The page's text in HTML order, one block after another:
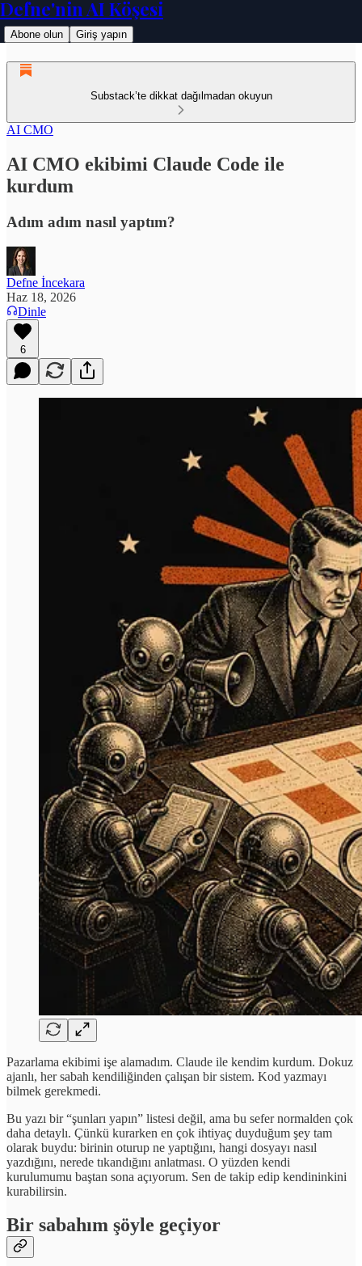
Defne'nin AI Köşesi
Abone olun Giriş yapın
Substack’te dikkat dağılmadan okuyun
AI CMO
AI CMO ekibimi Claude Code ile
kurdum
Adım adım nasıl yaptım?
Defne İncekara
Haz 18, 2026
Dinle
6
Pazarlama ekibimi işe alamadım. Claude ile kendim kurdum. Dokuz
ajanlı, her sabah kendiliğinden çalışan bir sistem. Kod yazmayı
bilmek gerekmedi.
Bu yazı bir “şunları yapın” listesi değil, ama bu sefer normalden çok
daha detaylı. Çünkü kurarken en çok ihtiyaç duyduğum şey tam
olarak buydu: birinin oturup ne yaptığını, hangi dosyayı nasıl
yazdığını, nerede tıkandığını anlatması. O yüzden kendi
kurulumumu baştan sona açıyorum. Sen de takip edip kendininkini
kurabilirsin.
Bir sabahım şöyle geçiyor